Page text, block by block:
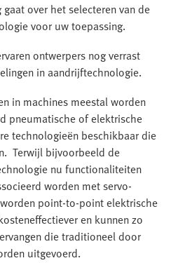
over het selecteren van de
voor uw toepassing.
ontwerpers nog verrast
in aandrijftechnologie.
in machines meestal worden
pneumatische of elektrische
technologieën beschikbaar die
Terwijl bijvoorbeeld de
nu functionaliteiten
worden met servo-
point-to-point elektrische
en kunnen zo
die traditioneel door
uitgevoerd.